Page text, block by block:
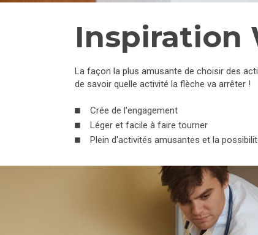
Inspiration
La façon la plus amusante de choisir des
de savoir quelle activité la flèche va arrêter !
Crée de l'engagement
Léger et facile à faire tourner
Plein d'activités amusantes et la